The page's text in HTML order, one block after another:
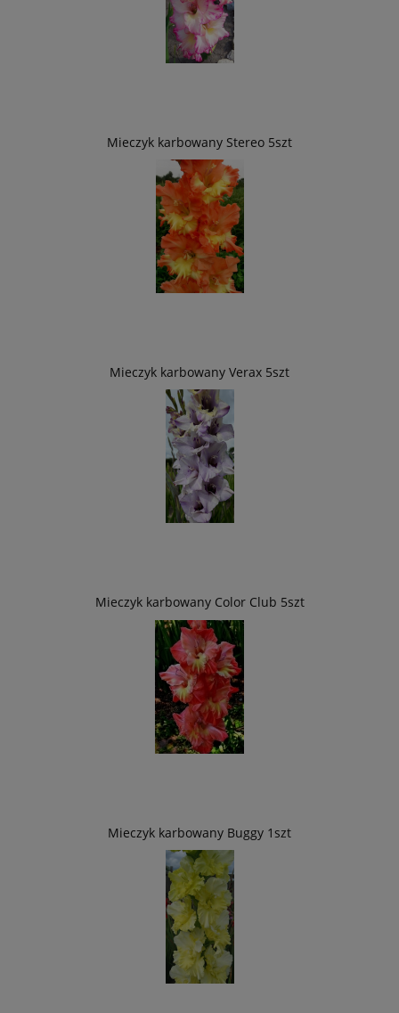
Mieczyk karbowany Stereo 5szt
Mieczyk karbowany Verax 5szt
Mieczyk karbowany Color Club 5szt
Mieczyk karbowany Buggy 1szt